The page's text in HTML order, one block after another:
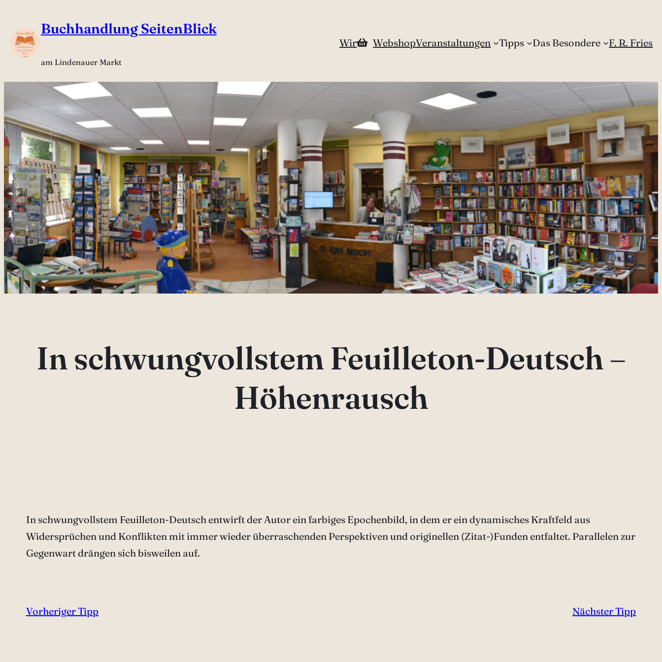
Inhalt
springen
Buchhandlung SeitenBlick
am Lindenauer Markt
Wir WebshopVeranstaltungen Tipps Das Besondere F. R. Fries
In schwungvollstem Feuilleton-Deutsch –
Höhenrausch
In schwungvollstem Feuilleton-Deutsch entwirft der Autor ein farbiges Epochenbild, in dem er ein dynamisches Kraftfeld aus
Widersprüchen und Konflikten mit immer wieder überraschenden Perspektiven und originellen (Zitat-)Funden entfaltet. Parallelen zur
Gegenwart drängen sich bisweilen auf.
Vorheriger Tipp Nächster Tipp